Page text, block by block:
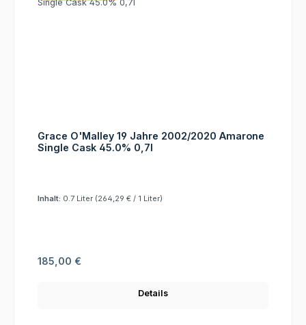
Grace O'Malley 19 Jahre 2002/2020 Amarone
Single Cask 45.0% 0,7l
Inhalt: 0.7 Liter (264,29 € / 1 Liter)
Regulärer Preis:
185,00 €
Details